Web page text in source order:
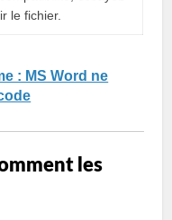
le fichier.
: MS Word ne
les